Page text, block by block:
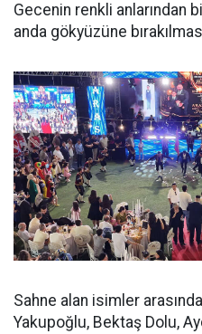
Gecenin renkli anlarından
anda gökyüzüne
Sahne alan isimler
Yakupoğlu, Bektaş Dolu,